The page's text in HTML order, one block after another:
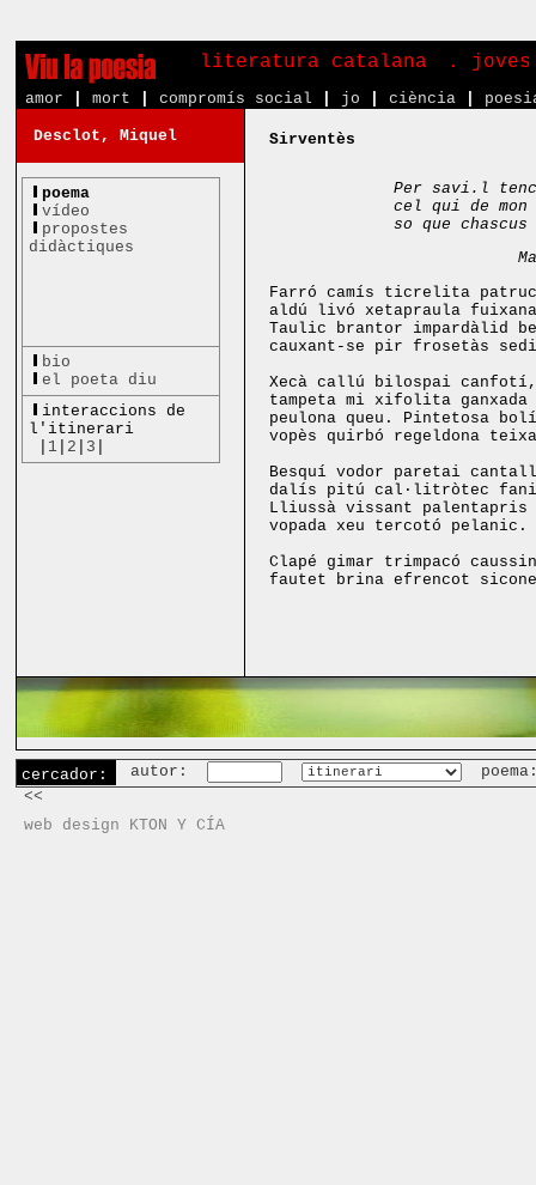
literatura catalana .
amor mort compromís social jo ciència
Desclot, Miquel
poema
vídeo
propostes
didàctiques
bio
el poeta diu
interaccions de
l'itinerari
1 2 3
Sirventès
Per savi.l tenc
cel qui de mon
so que
Farró camís ticrelita
aldú livó xetapraula
Taulic brantor impardàlid
cauxant-se pir frosetàs
Xecà callú bilospai
tampeta mi xifolita ganxada
peulona queu. Pintetosa
vopès quirbó regeldona
Besquí vodor paretai
dalís pitú cal·litròtec
Lliussà vissant palentapris
vopada xeu tercotó pelanic.
Clapé gimar trimpacó
fautet brina efrencot
cercador: autor:
<<
web design KTON Y CÍA